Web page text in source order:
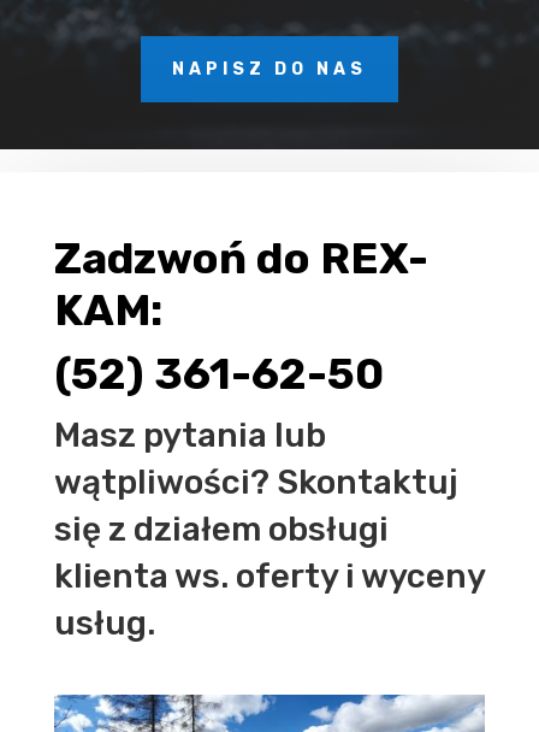
NAPISZ DO NAS
Zadzwoń do REX-
KAM:
(52) 361-62-50
Masz pytania lub
wątpliwości? Skontaktuj
się z działem obsługi
klienta ws. oferty i wyceny
usług.